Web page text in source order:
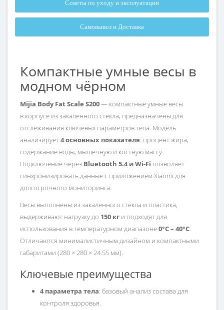
Советы по уходу и эксплуатации
Самовывоз и Доставка
Компактные умные весы в
модном чёрном
Mijia Body Fat Scale S200— компактные умные весы
в корпусе из закаленного стекла, предназначены для
отслеживания ключевых параметров тела. Модель
анализирует4 основных показателя: процент жира,
содержание воды, мышечную и костную массу.
Подключение через Bluetooth 5.4 и Wi-Fi позволяет
синхронизировать данные с приложением Xiaomi для
долгосрочного мониторинга.
Весы выполнены из закаленного стекла и пластика,
выдерживают нагрузку до 150 кг и подходят для
использования в температурном диапазоне0°C – 40°C.
Отличаются минималистичным дизайном и компактными
габаритами (280 × 280 × 24.55 мм).
Ключевые преимущества
4 параметра тела: базовый анализ состава для
контроля здоровья.